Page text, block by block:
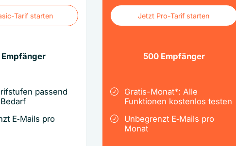
Tarif starten
Tarif starten
Empfänger
passend
E‑Mails pro
Jetzt Pro-Tarif starten
Jetzt Pro-Tarif starten
500 Empfänger
Gratis-Monat*: Alle
Funktionen kostenlos testen
Unbegrenzt E‑Mails pro
Monat